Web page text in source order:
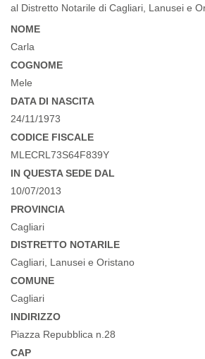
al Distretto Notarile di Cagliari, Lanusei e
NOME
Carla
COGNOME
Mele
DATA DI NASCITA
24/11/1973
CODICE FISCALE
MLECRL73S64F839Y
IN QUESTA SEDE DAL
10/07/2013
PROVINCIA
Cagliari
DISTRETTO NOTARILE
Cagliari, Lanusei e Oristano
COMUNE
Cagliari
INDIRIZZO
Piazza Repubblica n.28
CAP